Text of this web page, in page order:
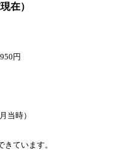
在）
円
当時）
ています。